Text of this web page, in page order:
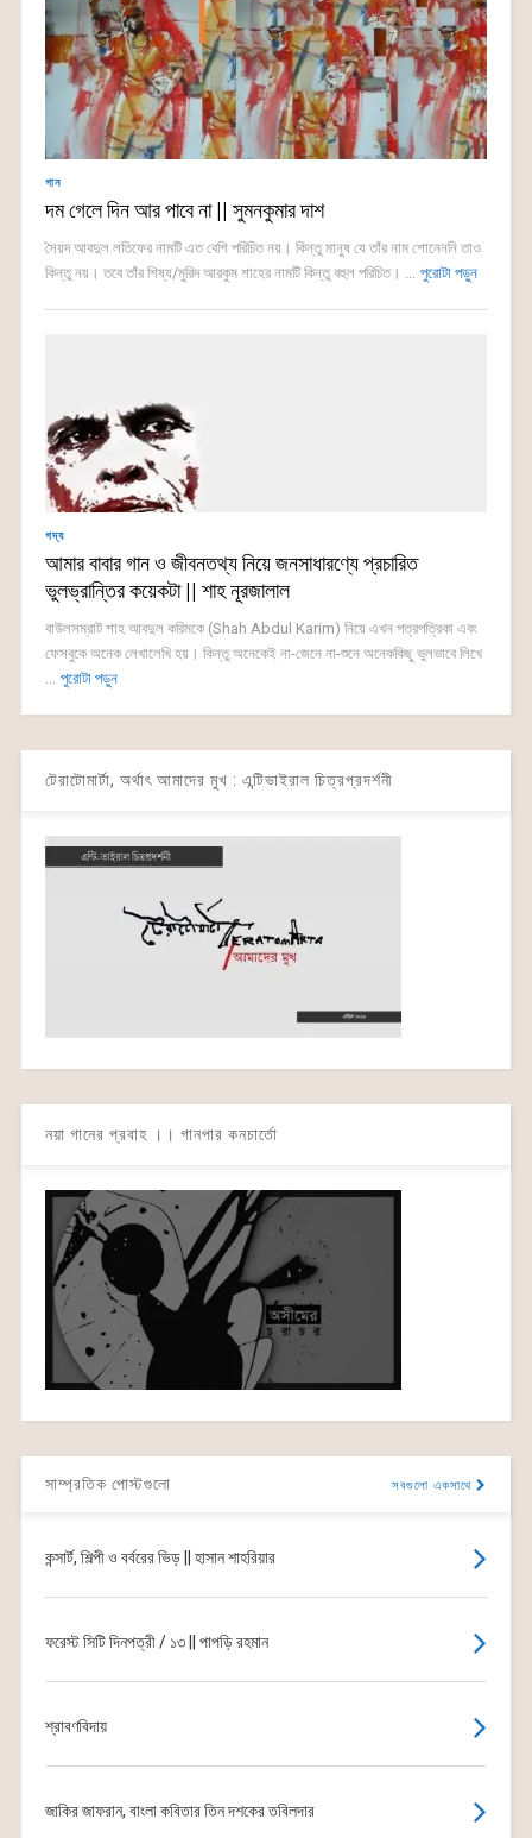
গান
দম গেলে দিন আর পাবে না || সুমনকুমার দাশ
সৈয়দ আবদুল লতিফের নামটি এত বেশি পরিচিত নয়। কিন্তু মানুষ যে তাঁর নাম শোনেননি তাও
কিন্তু নয়। তবে তাঁর শিষ্য/মুরিদ আরকুম শাহের নামটি কিন্তু বহুল পরিচিত। ... পুরোটা পড়ুন
গদ্য
আমার বাবার গান ও জীবনতথ্য নিয়ে জনসাধারণ্যে প্রচারিত
ভুলভ্রান্তির কয়েকটা || শাহ নূরজালাল
বাউলসম্রাট শাহ আবদুল করিমকে (Shah Abdul Karim) নিয়ে এখন পত্রপত্রিকা এবং
ফেসবুকে অনেক লেখালেখি হয়। কিন্তু অনেকেই না-জেনে না-শুনে অনেককিছু ভুলভাবে লিখে
... পুরোটা পড়ুন
টেরাটোমার্টা, অর্থাৎ আমাদের মুখ : এন্টিভাইরাল চিত্রপ্রদর্শনী
নয়া গানের প্রবাহ ।। গানপার কনচার্তো
সাম্প্রতিক পোস্টগুলো সবগুলো একসাথে
কন্সার্ট, শিল্পী ও বর্বরের ভিড় || হাসান শাহরিয়ার
ফরেস্ট সিটি দিনপত্রী / ১৩ || পাপড়ি রহমান
শ্রাবণবিদায়
জাকির জাফরান, বাংলা কবিতার তিন দশকের তবিলদার